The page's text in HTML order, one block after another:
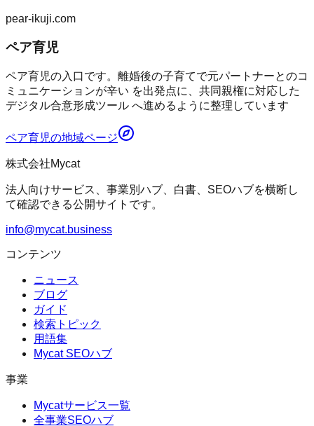
pear-ikuji.com
ペア育児
ペア育児の入口です。離婚後の子育てで元パートナーとのコ
ミュニケーションが辛い を出発点に、共同親権に対応した
デジタル合意形成ツール へ進めるように整理しています
ペア育児の地域ページ
株式会社Mycat
法人向けサービス、事業別ハブ、白書、SEOハブを横断し
て確認できる公開サイトです。
info@mycat.business
コンテンツ
ニュース
ブログ
ガイド
検索トピック
用語集
Mycat SEOハブ
事業
Mycatサービス一覧
全事業SEOハブ